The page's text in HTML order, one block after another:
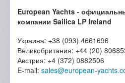
Спецпредложения
Направления
О компании
European Yachts -
компании Sailica LP Ireland
Украина: +38 (093) 4661696
Великобритания: +44 (20)
Австрия: +4 (372) 0882506
E-mail: sales@european-